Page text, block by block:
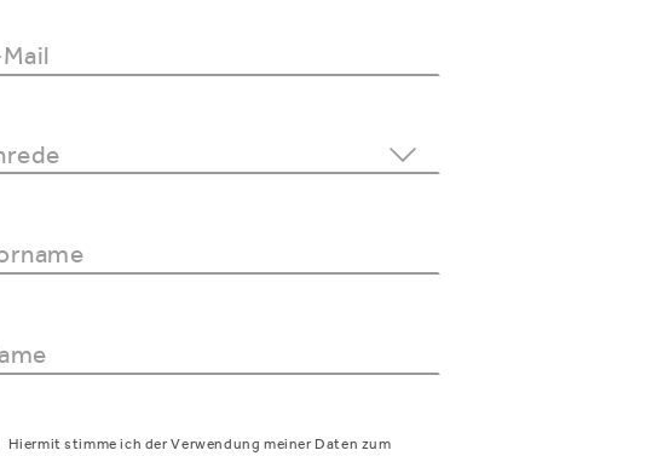
Hiermit stimme ich der Verwendung meiner Daten zum